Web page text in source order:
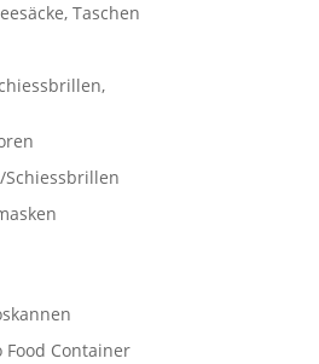
Taschen
Schiessbrillen
Food Container